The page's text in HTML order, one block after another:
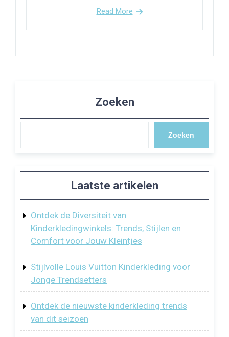
Read More
Zoeken
Zoeken
Laatste artikelen
Ontdek de Diversiteit van
Kinderkledingwinkels: Trends, Stijlen en
Comfort voor Jouw Kleintjes
Stijlvolle Louis Vuitton Kinderkleding voor
Jonge Trendsetters
Ontdek de nieuwste kinderkleding trends
van dit seizoen